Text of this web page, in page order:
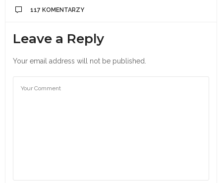
117 KOMENTARZY
Leave a Reply
Your email address will not be published.